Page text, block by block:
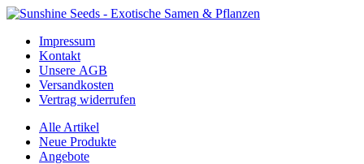
Impressum
Kontakt
Unsere AGB
Versandkosten
Vertrag widerrufen
Alle Artikel
Neue Produkte
Angebote